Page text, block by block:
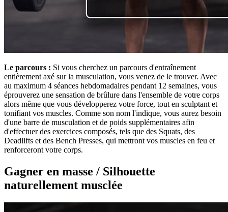
Le parcours : Si vous cherchez un parcours d'entraînement
entièrement axé sur la musculation, vous venez de le trouver. Avec
au maximum 4 séances hebdomadaires pendant 12 semaines, vous
éprouverez une sensation de brûlure dans l'ensemble de votre corps
alors même que vous développerez votre force, tout en sculptant et
tonifiant vos muscles. Comme son nom l'indique, vous aurez besoin
d'une barre de musculation et de poids supplémentaires afin
d'effectuer des exercices composés, tels que des Squats, des
Deadlifts et des Bench Presses, qui mettront vos muscles en feu et
renforceront votre corps.
Gagner en masse / Silhouette
naturellement musclée